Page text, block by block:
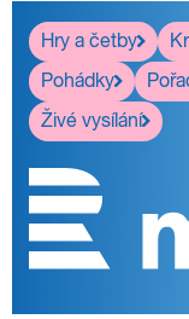
Hry a četby
Pohádky
Živé vysílání